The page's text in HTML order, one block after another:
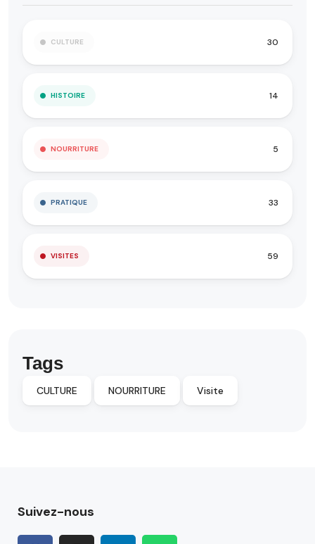
CULTURE 30
HISTOIRE 14
NOURRITURE 5
PRATIQUE 33
VISITES 59
Tags
CULTURE NOURRITURE Visite
Suivez-nous